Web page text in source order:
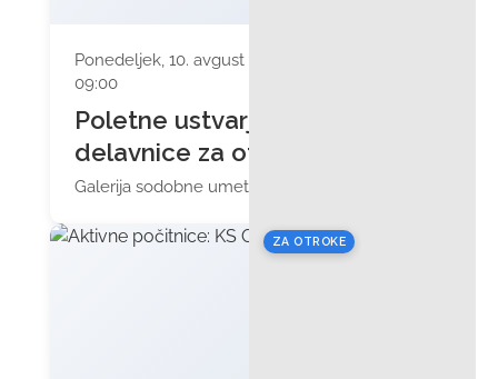
Ponedeljek, 10. avgust 2026 ob
09:00
Poletne ustvarjalne
delavnice za otroke
Galerija sodobne umetnosti
ZA OTROKE